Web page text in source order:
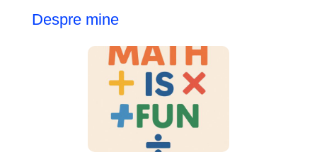
Despre mine